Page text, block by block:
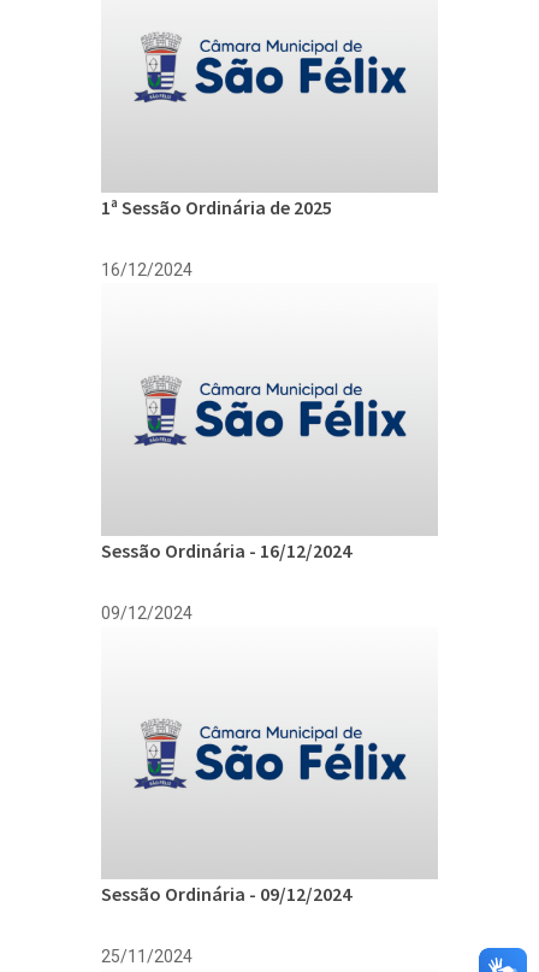
1ª Sessão Ordinária de 2025
16/12/2024
Sessão Ordinária - 16/12/2024
09/12/2024
Sessão Ordinária - 09/12/2024
25/11/2024